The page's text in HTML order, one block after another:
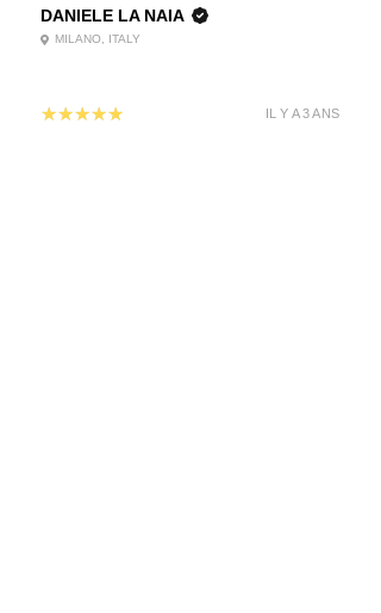
DANIELE LA NAIA
MILANO, ITALY
IL Y A 3 ANS
5
★★★★★